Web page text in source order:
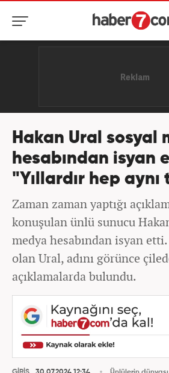
Hakan Ural sosyal
hesabından isyan
"Yıllardır hep
Zaman zaman yaptığı
konuşulan ünlü sunucu
medya hesabından isyan
olan Ural, adını görünce
açıklamalarda bulundu.